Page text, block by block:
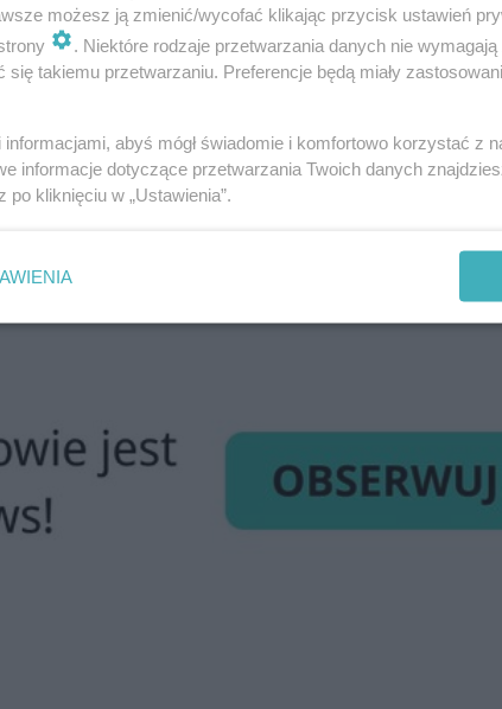
może spowodować przeciążenie organizmu.
mogą nawet prowadzić do
możesz ją zmienić/wycofać klikając przycisk ustawień
. Niektóre rodzaje przetwarzania danych nie
takiemu przetwarzaniu. Preferencje będą miały
abyś mógł świadomie i komfortowo korzystać z
informacje dotyczące przetwarzania Twoich danych
po kliknięciu w „Ustawienia”.